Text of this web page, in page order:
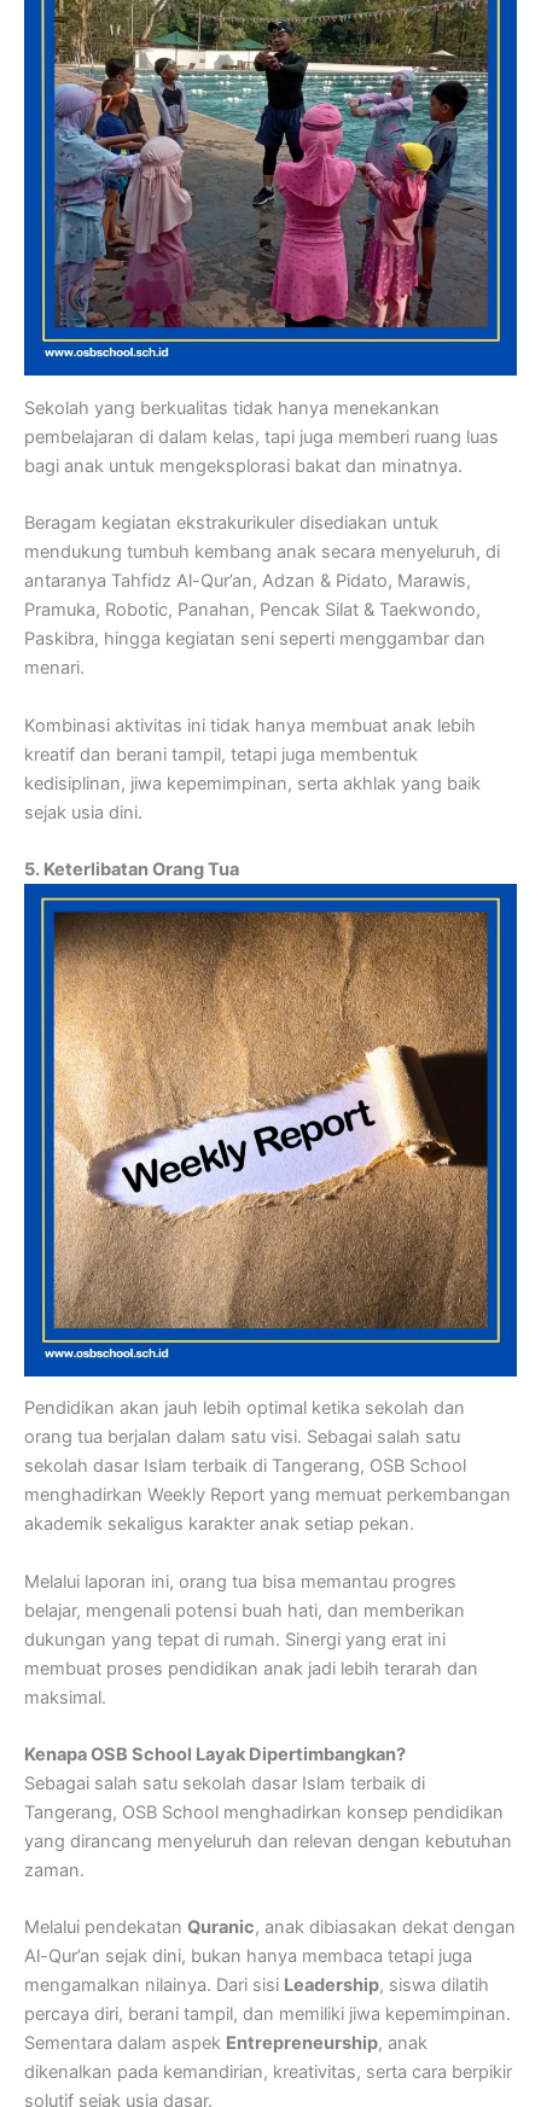
Sekolah yang berkualitas tidak hanya menekankan
pembelajaran di dalam kelas, tapi juga memberi ruang luas
bagi anak untuk mengeksplorasi bakat dan minatnya.
Beragam kegiatan ekstrakurikuler disediakan untuk
mendukung tumbuh kembang anak secara menyeluruh, di
antaranya Tahfidz Al-Qur’an, Adzan & Pidato, Marawis,
Pramuka, Robotic, Panahan, Pencak Silat & Taekwondo,
Paskibra, hingga kegiatan seni seperti menggambar dan
menari.
Kombinasi aktivitas ini tidak hanya membuat anak lebih
kreatif dan berani tampil, tetapi juga membentuk
kedisiplinan, jiwa kepemimpinan, serta akhlak yang baik
sejak usia dini.
5. Keterlibatan Orang Tua
Pendidikan akan jauh lebih optimal ketika sekolah dan
orang tua berjalan dalam satu visi. Sebagai salah satu
sekolah dasar Islam terbaik di Tangerang, OSB School
menghadirkan Weekly Report yang memuat perkembangan
akademik sekaligus karakter anak setiap pekan.
Melalui laporan ini, orang tua bisa memantau progres
belajar, mengenali potensi buah hati, dan memberikan
dukungan yang tepat di rumah. Sinergi yang erat ini
membuat proses pendidikan anak jadi lebih terarah dan
maksimal.
Kenapa OSB School Layak Dipertimbangkan?
Sebagai salah satu sekolah dasar Islam terbaik di
Tangerang, OSB School menghadirkan konsep pendidikan
yang dirancang menyeluruh dan relevan dengan kebutuhan
zaman.
Melalui pendekatan Quranic, anak dibiasakan dekat dengan
Al-Qur’an sejak dini, bukan hanya membaca tetapi juga
mengamalkan nilainya. Dari sisi Leadership, siswa dilatih
percaya diri, berani tampil, dan memiliki jiwa kepemimpinan.
Sementara dalam aspek Entrepreneurship, anak
dikenalkan pada kemandirian, kreativitas, serta cara berpikir
solutif sejak usia dasar.